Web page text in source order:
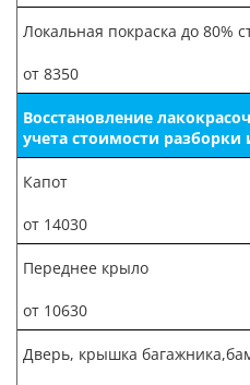
Локальная покраска до 80%
от 8350
Восстановление
учета стоимости
Капот
от 14030
Переднее крыло
от 10630
Дверь, крышка